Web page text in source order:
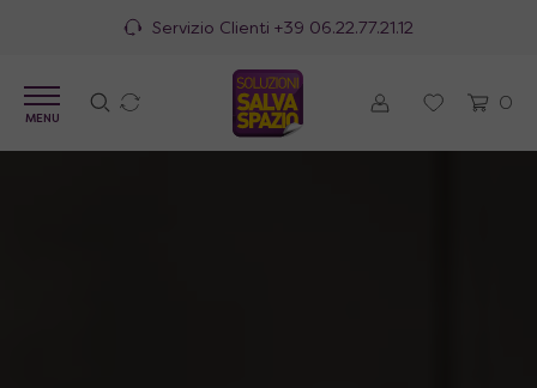
100% Made in Italy
0
MENU